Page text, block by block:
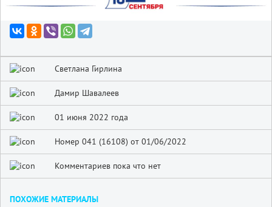
Светлана Гирлина
Дамир Шавалеев
01 июня 2022 года
Номер 041 (16108) от 01/06/2022
Комментариев пока что нет
ПОХОЖИЕ МАТЕРИАЛЫ